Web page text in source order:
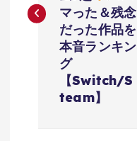
ビ
マった＆残念
だった作品を
本音ランキン
グ
【Switch/S
team】